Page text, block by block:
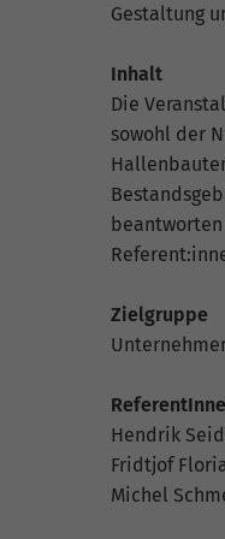
Gestaltung
Inhalt
Die
sowohl der
Zielgruppe
Hendrik
Fridtjof
Michel